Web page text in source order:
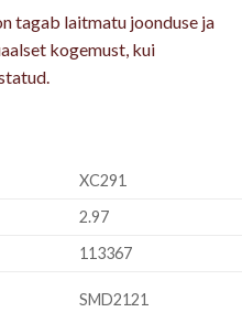
tagab laitmatu joonduse ja
kogemust, kui
XC291
2.97
113367
SMD2121